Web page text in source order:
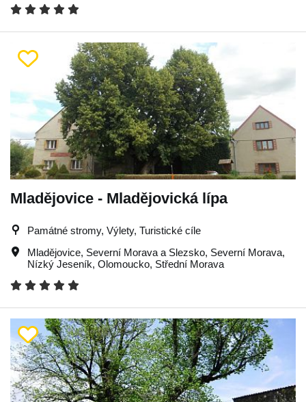
Mladějovice - Mladějovická lípa
Památné stromy, Výlety, Turistické cíle
Mladějovice, Severní Morava a Slezsko, Severní Morava,
Nízký Jeseník, Olomoucko, Střední Morava